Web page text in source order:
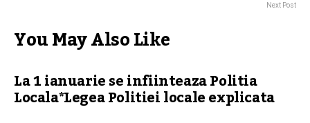
Next Post
You May Also Like
La 1 ianuarie se infiinteaza Politia
Locala*Legea Politiei locale explicata